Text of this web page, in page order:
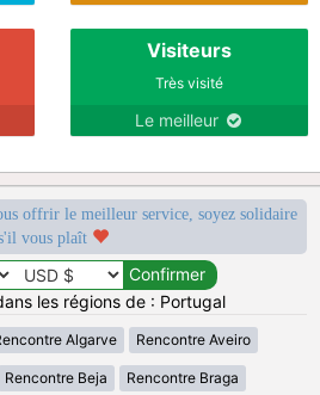
Visiteurs
Très visité
Le meilleur
offrir le meilleur service, soyez solidaire
vous plaît
les régions de : Portugal
Algarve Rencontre Aveiro
Rencontre Beja Rencontre Braga